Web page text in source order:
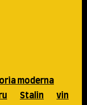
moderna
Stalin
vin